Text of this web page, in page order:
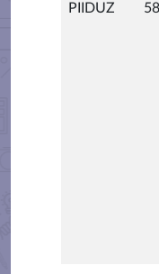
PIIDUZ